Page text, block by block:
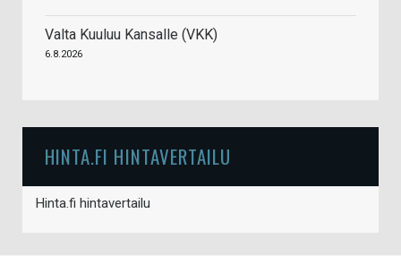
Valta Kuuluu Kansalle (VKK)
6.8.2026
HINTA.FI HINTAVERTAILU
Hinta.fi hintavertailu